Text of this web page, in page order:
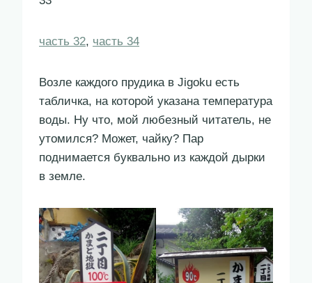
часть 32, часть 34
Возле каждого прудика в Jigoku есть
табличка, на которой указана температура
воды. Ну что, мой любезный читатель, не
утомился? Может, чайку? Пар
поднимается буквально из каждой дырки
в земле.